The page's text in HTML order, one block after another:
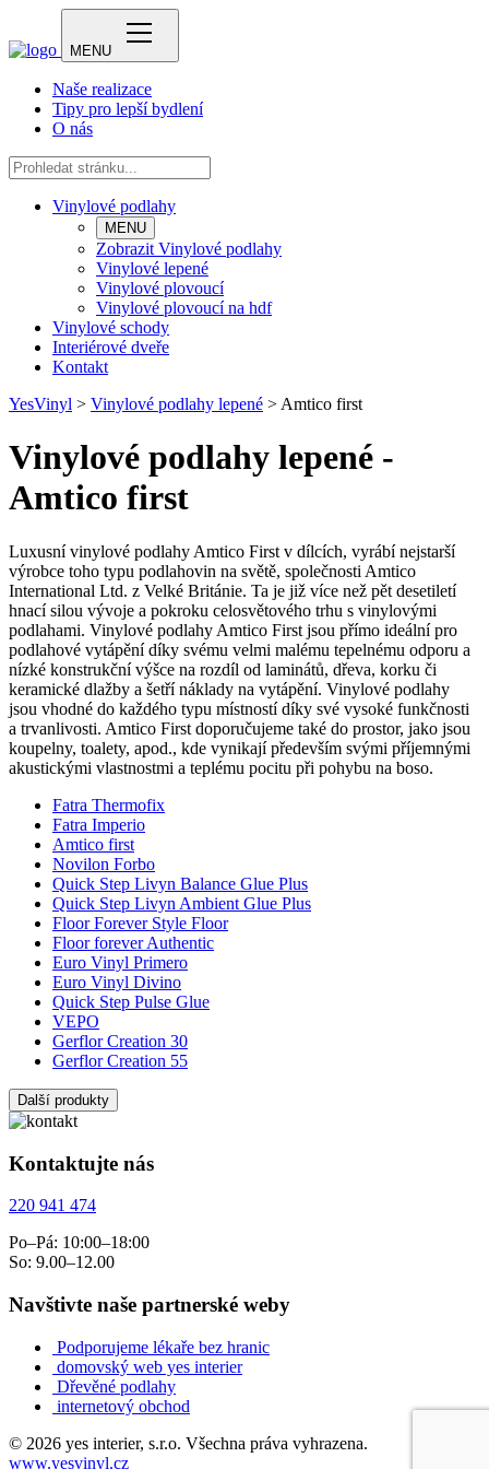
MENU
Naše realizace
Tipy pro lepší bydlení
O nás
Vinylové podlahy
MENU
Zobrazit Vinylové podlahy
Vinylové lepené
Vinylové plovoucí
Vinylové plovoucí na hdf
Vinylové schody
Interiérové dveře
Kontakt
YesVinyl > Vinylové podlahy lepené > Amtico first
Vinylové podlahy lepené -
Amtico first
Luxusní vinylové podlahy Amtico First v dílcích, vyrábí nejstarší
výrobce toho typu podlahovin na světě, společnosti Amtico
International Ltd. z Velké Británie. Ta je již více než pět desetiletí
hnací silou vývoje a pokroku celosvětového trhu s vinylovými
podlahami. Vinylové podlahy Amtico First jsou přímo ideální pro
podlahové vytápění díky svému velmi malému tepelnému odporu a
nízké konstrukční výšce na rozdíl od laminátů, dřeva, korku či
keramické dlažby a šetří náklady na vytápění. Vinylové podlahy
jsou vhodné do každého typu místností díky své vysoké funkčnosti
a trvanlivosti. Amtico First doporučujeme také do prostor, jako jsou
koupelny, toalety, apod., kde vynikají především svými příjemnými
akustickými vlastnostmi a teplému pocitu při pohybu na boso.
Fatra Thermofix
Fatra Imperio
Amtico first
Novilon Forbo
Quick Step Livyn Balance Glue Plus
Quick Step Livyn Ambient Glue Plus
Floor Forever Style Floor
Floor forever Authentic
Euro Vinyl Primero
Euro Vinyl Divino
Quick Step Pulse Glue
VEPO
Gerflor Creation 30
Gerflor Creation 55
Další produkty
Kontaktujte nás
220 941 474
Po–Pá: 10:00–18:00
So: 9.00–12.00
Navštivte naše partnerské weby
Podporujeme lékaře bez hranic
domovský web yes interier
Dřevěné podlahy
internetový obchod
© 2026 yes interier, s.r.o. Všechna práva vyhrazena.
www.yesvinyl.cz